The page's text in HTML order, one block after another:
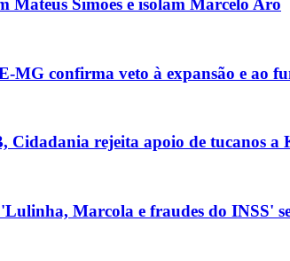
Mateus Simões e isolam Marcelo Aro
MG confirma veto à expansão e ao
Cidadania rejeita apoio de tucanos a
Marcola e fraudes do INSS'